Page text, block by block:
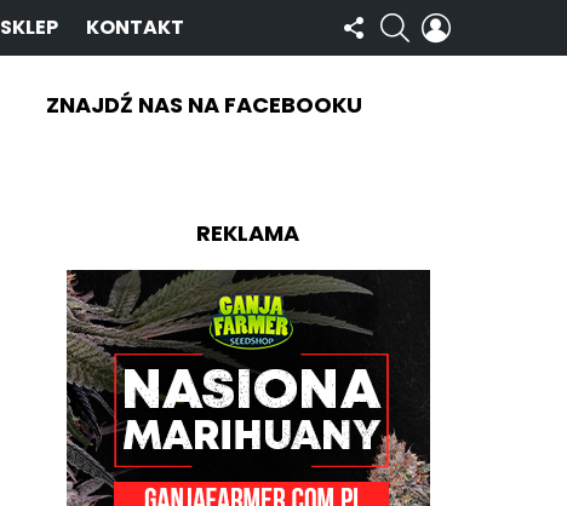
SKLEP KONTAKT
OBSERWUJ
NAS
SZUKAJ
ZNAJDŹ NAS NA FACEBOOKU
REKLAMA